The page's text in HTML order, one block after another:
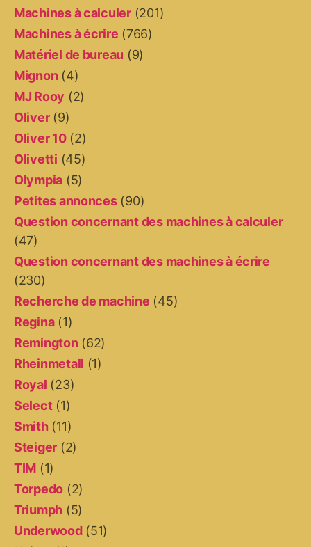
Machines à calculer(201)
Machines à écrire (766)
Matériel de bureau (9)
Mignon (4)
MJ Rooy (2)
Oliver(9)
Oliver 10(2)
Olivetti (45)
Olympia (5)
Petites annonces(90)
Question concernant des machines à calculer
(47)
Question concernant des machines à écrire
(230)
Recherche de machine (45)
Regina(1)
Remington (62)
Rheinmetall (1)
Royal (23)
Select(1)
Smith(11)
Steiger (2)
TIM (1)
Torpedo (2)
Triumph (5)
Underwood(51)